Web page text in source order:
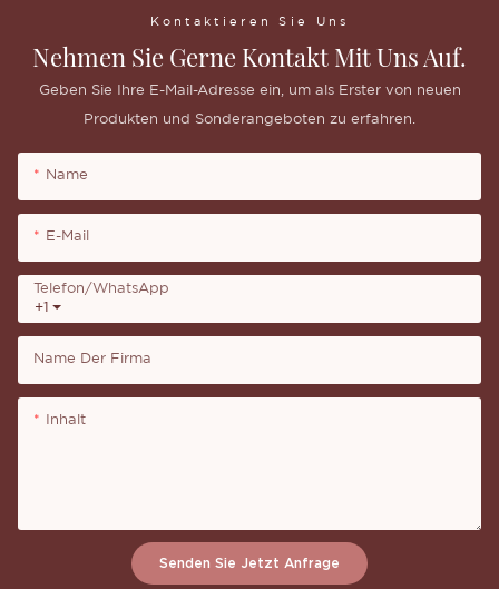
Kontaktieren Sie Uns
Nehmen Sie Gerne Kontakt Mit Uns Auf.
Geben Sie Ihre E-Mail-Adresse ein, um als Erster von neuen
Produkten und Sonderangeboten zu erfahren.
Name
E-Mail
+1
Telefon/WhatsApp
Name Der Firma
Inhalt
Senden Sie Jetzt Anfrage